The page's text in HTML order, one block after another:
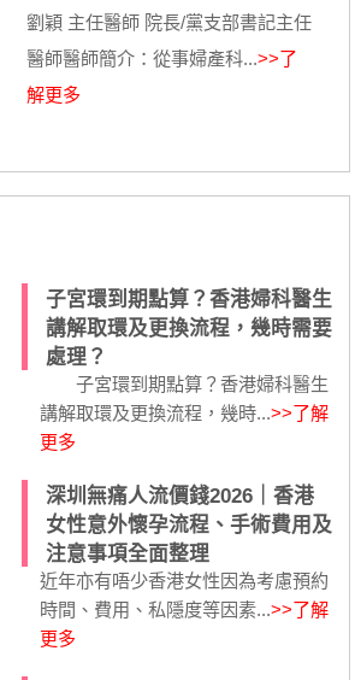
劉穎 主任醫師 院長/黨支部書記主任
醫師醫師簡介：從事婦產科...>>了
解更多
子宮環到期點算？香港婦科醫生
講解取環及更換流程，幾時需要
處理？
子宮環到期點算？香港婦科醫生
講解取環及更換流程，幾時...>>了解
更多
深圳無痛人流價錢2026｜香港
女性意外懷孕流程、手術費用及
注意事項全面整理
近年亦有唔少香港女性因為考慮預約
時間、費用、私隱度等因素...>>了解
更多